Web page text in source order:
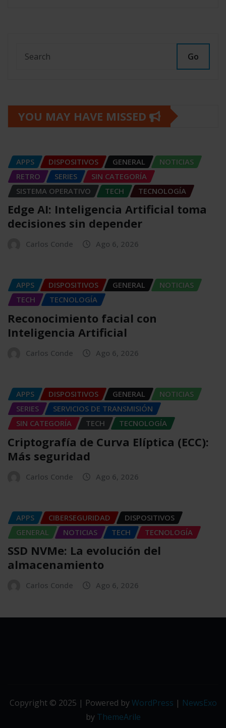
Go
YOU MAY HAVE MISSED
APPS DISPOSITIVOS GENERAL
NOTICIAS
RETRO
SERIES
SIN CATEGORÍA
SISTEMA OPERATIVO
TECH TECNOLOGÍA
Edge AI: Inteligencia Artificial toma
decisiones sin depender
Carlos Conde Ago 6, 2026
APPS DISPOSITIVOS GENERAL
NOTICIAS
TECH
TECNOLOGÍA
Reconocimiento facial con
Inteligencia Artificial
Carlos Conde Ago 6, 2026
APPS DISPOSITIVOS GENERAL
NOTICIAS
SERIES
SERVICIOS DE TRANSMISIÓN
SIN CATEGORÍA
TECH TECNOLOGÍA
Criptografía de Curva Elíptica (ECC):
Más seguridad
Carlos Conde Ago 6, 2026
APPS CIBERSEGURIDAD
DISPOSITIVOS
GENERAL
NOTICIAS TECH TECNOLOGÍA
SSD NVMe: La evolución del
almacenamiento
Carlos Conde Ago 6, 2026
Copyright © 2025 | Powered byWordPress | NewsExo
by ThemeArile